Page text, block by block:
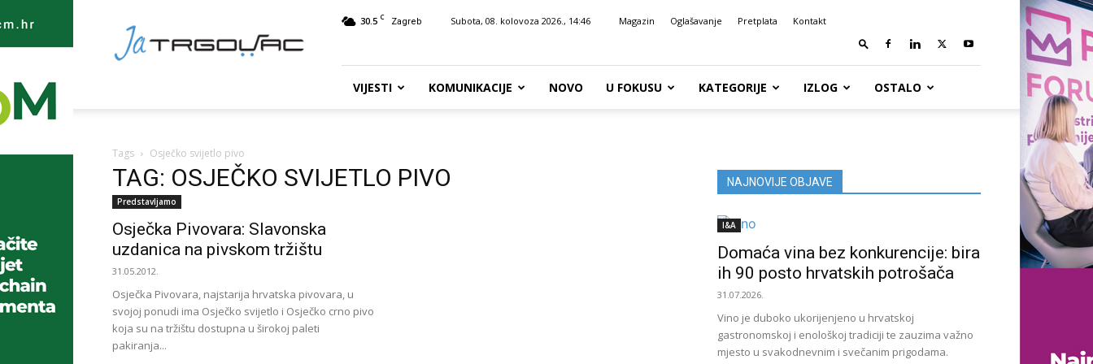
TRGOVAC
30.5 C Zagreb Subota, 08. kolovoza 2026., 14:46 Magazin Oglašavanje Pretplata Kontakt
VIJESTI KOMUNIKACIJE NOVO U FOKUSU KATEGORIJE IZLOG OSTALO
Tags Osječko svijetlo pivo
TAG: OSJEČKO SVIJETLO PIVO
Predstavljamo
Osječka Pivovara: Slavonska
uzdanica na pivskom tržištu
31.05.2012.
Osječka Pivovara, najstarija hrvatska pivovara, u
svojoj ponudi ima Osječko svijetlo i Osječko crno pivo
koja su na tržištu dostupna u širokoj paleti
pakiranja...
NAJNOVIJE OBJAVE
I&A
Domaća vina bez konkurencije: bira
ih 90 posto hrvatskih potrošača
31.07.2026.
Vino je duboko ukorijenjeno u hrvatskoj
gastronomskoj i enološkoj tradiciji te zauzima važno
mjesto u svakodnevnim i svečanim prigodama.